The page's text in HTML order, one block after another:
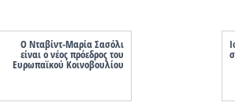
Ο Νταβίντ-Μαρία Σασόλι
είναι ο νέος πρόεδρος του
Ευρωπαϊκού Κοινοβουλίου